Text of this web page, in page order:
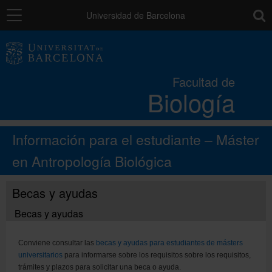
Navegación Universidad de Barcelona
Facultad de
Biología
Estudios
Investigación e innovación
Directorio
Información para el estudiante – Máster
en Antropología Biológica
Becas y ayudas
Becas y ayudas
Conviene consultar las becas y ayudas para estudiantes de másters
universitarios para informarse sobre los requisitos sobre los requisitos,
trámites y plazos para solicitar una beca o ayuda.